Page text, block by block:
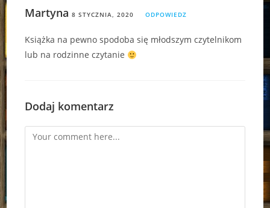
Martyna 8 STYCZNIA, 2020 ODPOWIEDZ
Książka na pewno spodoba się młodszym czytelnikom
lub na rodzinne czytanie
Dodaj komentarz
Comment